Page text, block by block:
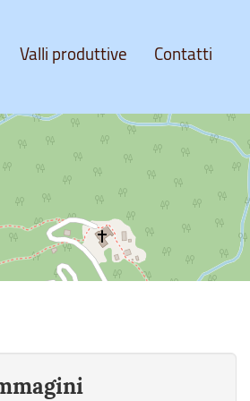
Valli produttive Contatti